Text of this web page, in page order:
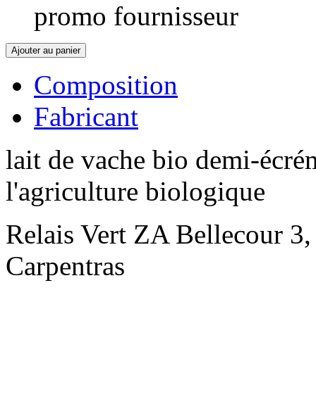
promo fournisseur
Ajouter au panier
Composition
Fabricant
lait de vache bio demi-
l'agriculture biologique
Relais Vert ZA Bellecour
Carpentras